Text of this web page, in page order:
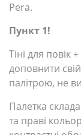
Pera.
Пункт 1!
Тіні для повік
доповнити
палітрою, не
Палетка
та праві